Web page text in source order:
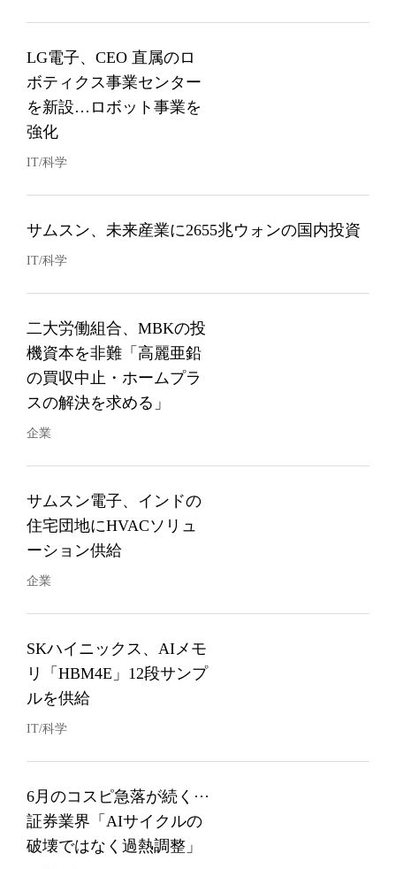
LG電子、CEO 直属のロ
ボティクス事業センター
を新設…ロボット事業を
強化
IT/科学
サムスン、未来産業に2655兆ウォンの国内投資
IT/科学
二大労働組合、MBKの投
機資本を非難「高麗亜鉛
の買収中止・ホームプラ
スの解決を求める」
企業
サムスン電子、インドの
住宅団地にHVACソリュ
ーション供給
企業
SKハイニックス、AIメモ
リ「HBM4E」12段サンプ
ルを供給
IT/科学
6月のコスピ急落が続く···
証券業界「AIサイクルの
破壊ではなく過熱調整」